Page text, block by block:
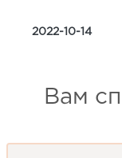
2022-10-14
Вам